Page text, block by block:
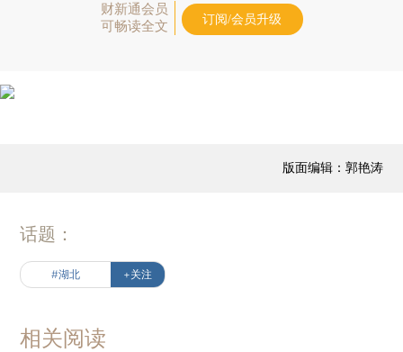
财新通会员
可畅读全文
订阅/会员升级
版面编辑：郭艳涛
话题：
#湖北 +关注
相关阅读